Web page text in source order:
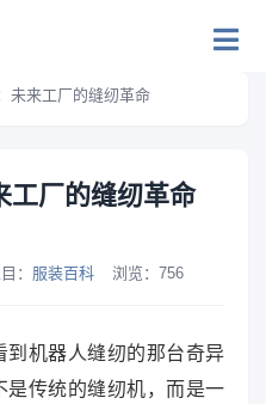
未来工厂的缝纫革命
工厂的缝纫革命
： 服装百科 浏览： 756
到机器人缝纫的那台奇异
是传统的缝纫机，而是一